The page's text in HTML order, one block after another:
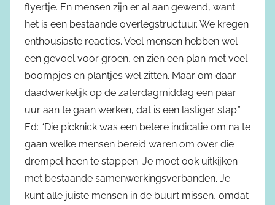
flyertje. En mensen zijn er al aan gewend, want
het is een bestaande overlegstructuur. We kregen
enthousiaste reacties. Veel mensen hebben wel
een gevoel voor groen, en zien een plan met veel
boompjes en plantjes wel zitten. Maar om daar
daadwerkelijk op de zaterdagmiddag een paar
uur aan te gaan werken, dat is een lastiger stap.”
Ed: “Die picknick was een betere indicatie om na te
gaan welke mensen bereid waren om over die
drempel heen te stappen. Je moet ook uitkijken
met bestaande samenwerkingsverbanden. Je
kunt alle juiste mensen in de buurt missen, omdat